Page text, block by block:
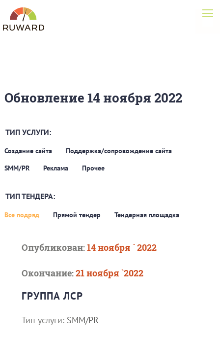
Обновление 14 ноября 2022
ТИП УСЛУГИ:
Создание сайта
Поддержка/сопровождение сайта
SMM/PR
Реклама Прочее
ТИП ТЕНДЕРА:
Все подряд Прямой тендер Тендерная площадка
Опубликован:14 ноября ` 2022
Окончание:21 ноября `2022
ГРУППА ЛСР
Тип услуги: SMM/PR